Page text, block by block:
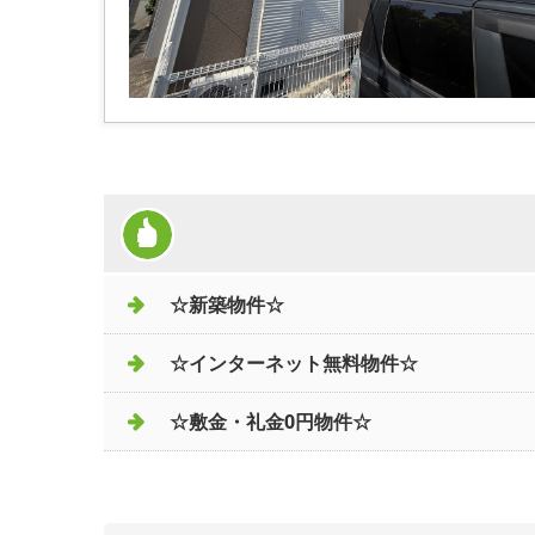
☆新築物件☆
☆インターネット無料物件☆
☆敷金・礼金0円物件☆